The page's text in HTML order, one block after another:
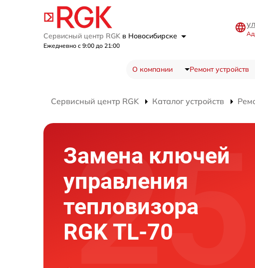
Сервисный центр RGK в Новосибирске
Ежедневно с 9:00 до 21:00
О компании Ремонт устройств
Сервисный центр RGK Каталог устройств
Замена ключей
управления
тепловизора
RGK TL-70